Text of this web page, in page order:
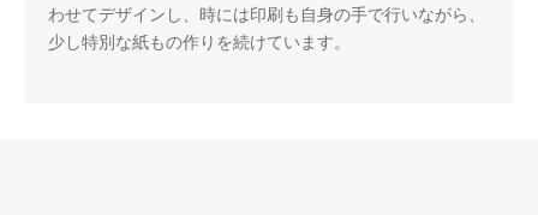
わせてデザインし、時には印刷も自身の手で行いながら、
少し特別な紙もの作りを続けています。